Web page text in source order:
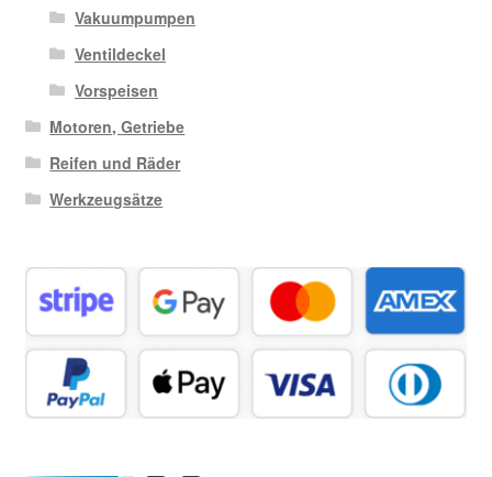
Vakuumpumpen
Ventildeckel
Vorspeisen
Motoren, Getriebe
Reifen und Räder
Werkzeugsätze